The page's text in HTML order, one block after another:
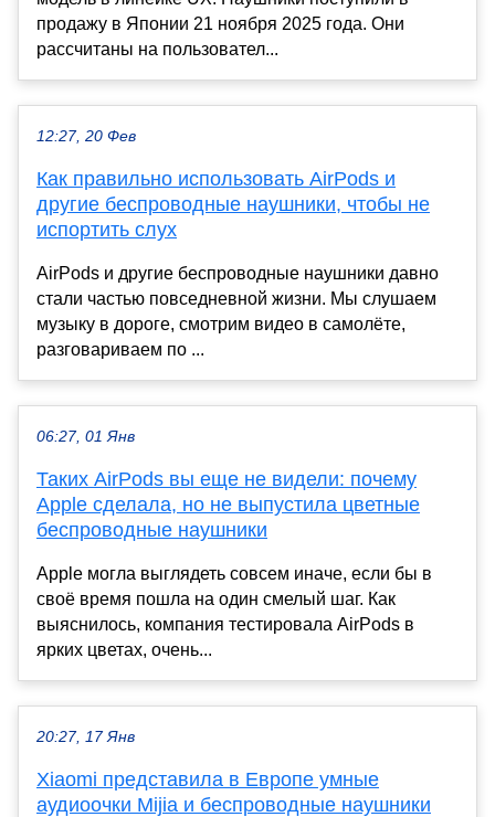
продажу в Японии 21 ноября 2025 года. Они
рассчитаны на пользовател...
12:27, 20 Фев
Как правильно использовать AirPods и
другие беспроводные наушники, чтобы не
испортить слух
AirPods и другие беспроводные наушники давно
стали частью повседневной жизни. Мы слушаем
музыку в дороге, смотрим видео в самолёте,
разговариваем по ...
06:27, 01 Янв
Таких AirPods вы еще не видели: почему
Apple сделала, но не выпустила цветные
беспроводные наушники
Apple могла выглядеть совсем иначе, если бы в
своё время пошла на один смелый шаг. Как
выяснилось, компания тестировала AirPods в
ярких цветах, очень...
20:27, 17 Янв
Xiaomi представила в Европе умные
аудиоочки Mijia и беспроводные наушники